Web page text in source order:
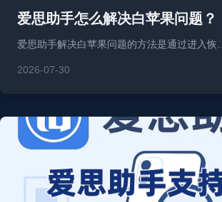
爱思助手怎么解决白苹果问题？
爱思助手解决白苹果问题的方法是通过进入恢…
2026-07-30